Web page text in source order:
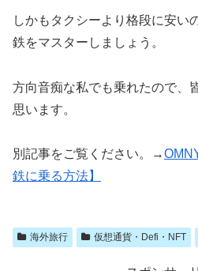
しかもタクシーより格段に安い
鉄をマスターしましょう。
方向音痴な私でも乗れたので、
思います。
別記事をご覧ください。→
鉄に乗る方法】
海外旅行 仮想通貨・Defi・NFT